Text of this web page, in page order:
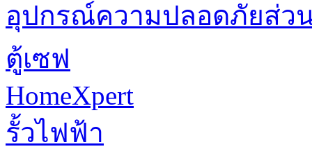
อุปกรณ์ความปลอดภัยส่ว
ตู้เซฟ
HomeXpert
รั้วไฟฟ้า